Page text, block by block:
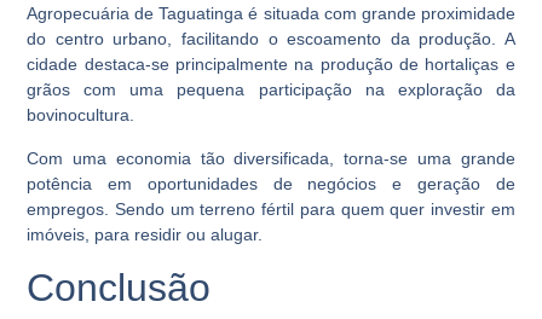
Agropecuária de Taguatinga é situada com grande proximidade
do centro urbano, facilitando o escoamento da produção. A
cidade destaca-se principalmente na produção de hortaliças e
grãos com uma pequena participação na exploração da
bovinocultura.
Com uma economia tão diversificada, torna-se uma grande
potência em oportunidades de negócios e geração de
empregos. Sendo um terreno fértil para quem quer investir em
imóveis, para residir ou alugar.
Conclusão